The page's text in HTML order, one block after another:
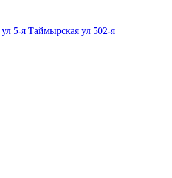
ул 5-я Таймырская ул 502-я